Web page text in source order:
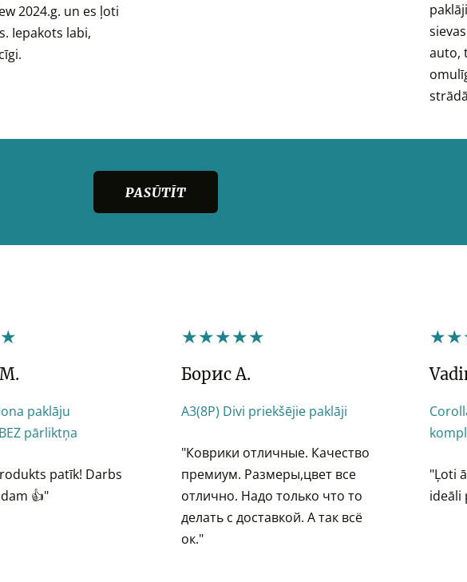
2024.g. un es ļoti
Iepakots labi,
auto,
PASŪTĪT
paklāju
pārliktņa
patīk! Darbs
👍"
★★★★★
Борис А.
A3(8P) Divi priekšējie paklāji
"Коврики отличные. Качество
премиум. Размеры,цвет все
отлично. Надо только что то
делать с доставкой. А так всё
ок."
"Ļoti
ideāli